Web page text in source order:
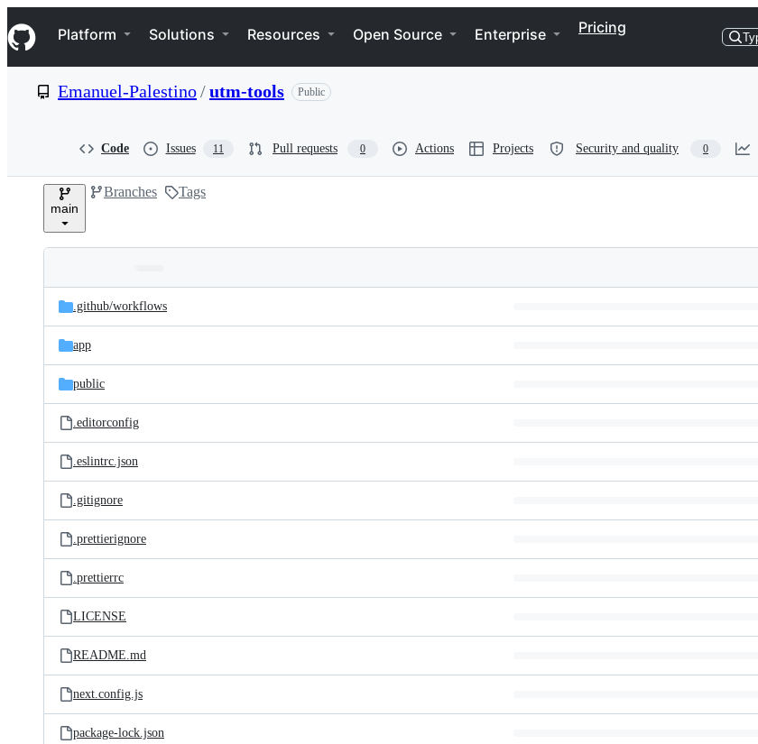
k
i
p
e
Navigation Menu
Platform Solutions Resources Open Source Enterprise Pricing
Emanuel-Palestino/utm-tools Public
Code Issues 11 Pull requests 0 Actions Projects Security and quality 0
main
Branches Tags
and
files
Latest
commit
.github/workflows
app
public
.editorconfig
.eslintrc.json
.gitignore
.prettierignore
.prettierrc
LICENSE
README.md
next.config.js
package-lock.json